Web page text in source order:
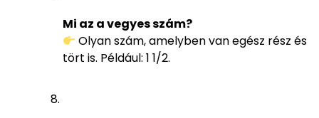
Mi az a vegyes szám?
Olyan szám, amelyben van egész rész és
tört is. Például: 1 1/2.